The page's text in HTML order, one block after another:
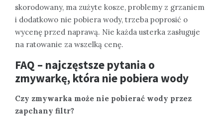
skorodowany, ma zużyte kosze, problemy z grzaniem
i dodatkowo nie pobiera wody, trzeba poprosić o
wycenę przed naprawą. Nie każda usterka zasługuje
na ratowanie za wszelką cenę.
FAQ – najczęstsze pytania o
zmywarkę, która nie pobiera wody
Czy zmywarka może nie pobierać wody przez
zapchany filtr?